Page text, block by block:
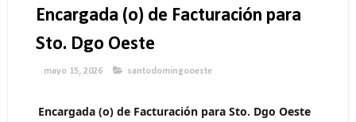
Encargada (o) de Facturación para
Sto. Dgo Oeste
mayo 15, 2026 santodomingooeste
Encargada (o) de Facturación para Sto. Dgo Oeste